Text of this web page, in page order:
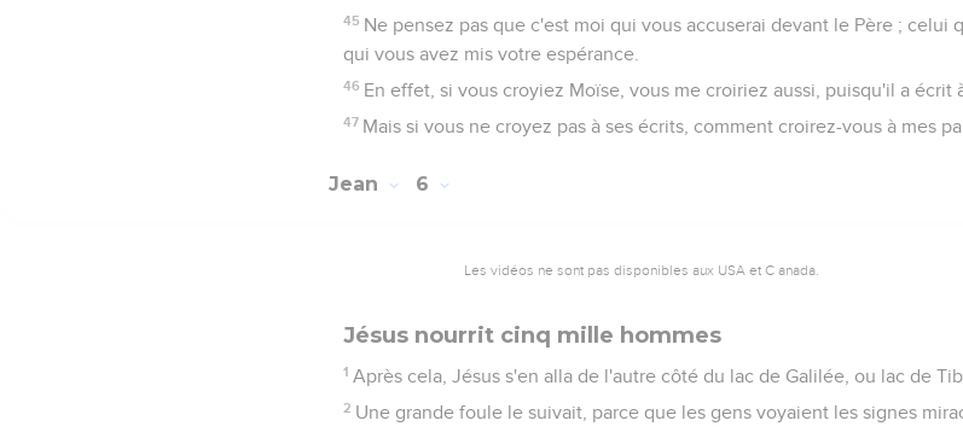
45 Ne pensez pas que c'est moi qui vous accuserai devant le Père ; celui
qui vous avez mis votre espérance.
46 En effet, si vous croyiez Moïse, vous me croiriez aussi, puisqu'il a écrit
47 Mais si vous ne croyez pas à ses écrits, comment croirez-vous à mes
Jean 6
Les vidéos ne sont pas disponibles aux USA et C anada.
Jésus nourrit cinq mille hommes
1 Après cela, Jésus s'en alla de l'autre côté du lac de Galilée, ou lac de
2 Une grande foule le suivait, parce que les gens voyaient les signes